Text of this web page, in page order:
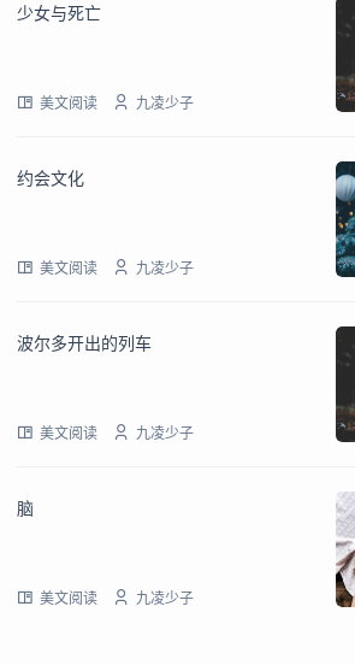
少女与死亡
美文阅读 九凌少子
约会文化
美文阅读 九凌少子
波尔多开出的列车
美文阅读 九凌少子
脑
美文阅读 九凌少子